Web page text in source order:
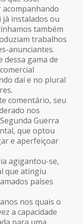
instalados ou
também
trabalhos
anunciantes.
gama de
daí e no plural
comentário, seu
nos
Guerra
que optou
e aperfeiçoar
agigantou-se,
que atingiu
países
nos quais o
a capacidade
para uma